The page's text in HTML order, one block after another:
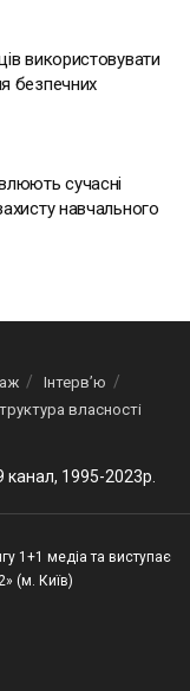
використовувати
безпечних
сучасні
навчального
Інтерв’ю
власності
1995-2023р.
1+1 медіа та виступає
(м. Київ)